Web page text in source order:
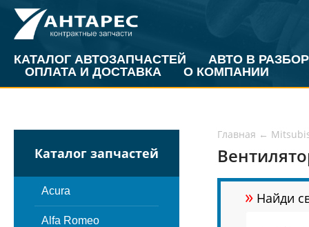
КАТАЛОГ АВТОЗАПЧАСТЕЙ
АВТО В РАЗБОР
ОПЛАТА И ДОСТАВКА
О КОМПАНИИ
Каталог запчастей
Acura
Alfa Romeo
Главная ←
» Найди